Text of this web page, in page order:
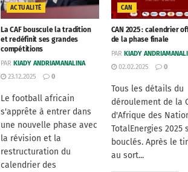
ACTUALITÉ
La CAF bouscule la tradition
et redéfinit ses grandes
compétitions
PAR KIADY ANDRIAMANALINA
23.12.2025
0
Le football africain
s'apprête à entrer dans
une nouvelle phase avec
la révision et la
restructuration du
calendrier des
CAN
CAN 2025 : calendrier
de la phase finale
PAR KIADY
02.02.2025
0
Tous les détails du
déroulement de la
d'Afrique des
TotalEnergies 2025
bouclés. Après le
au sort...